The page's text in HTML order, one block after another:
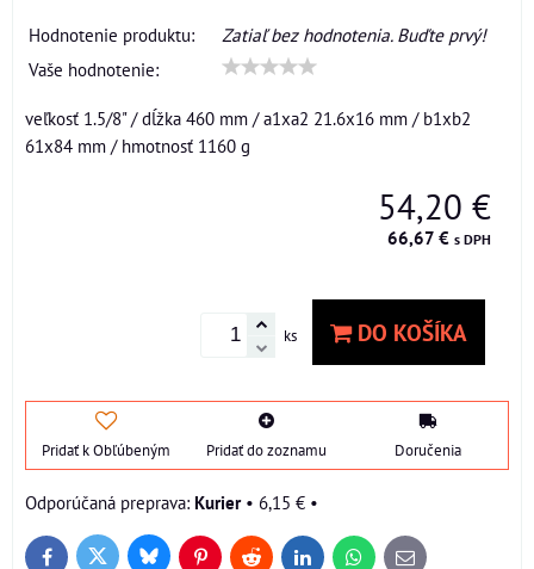
Hodnotenie produktu:
Zatiaľ bez hodnotenia. Buďte prvý!
Vaše hodnotenie:
veľkosť 1.5/8" / dĺžka 460 mm / a1xa2 21.6x16 mm / b1xb2
61x84 mm / hmotnosť 1160 g
54,20 €
66,67 € s DPH
ks DO KOŠÍKA
Pridať k Obľúbeným Pridať do zoznamu Doručenia
Kurier• 6,15 € •
FacebookTwitter BlueskyPinterestReddit LinkedInWhatsApp
E-